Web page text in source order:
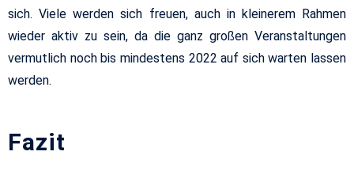
sich. Viele werden sich freuen, auch in kleinerem Rahmen
wieder aktiv zu sein, da die ganz großen Veranstaltungen
vermutlich noch bis mindestens 2022 auf sich warten lassen
werden.
Fazit